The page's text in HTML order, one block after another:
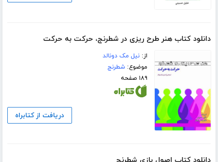
دانلود کتاب هنر طرح ریزی در شطرنج، حرکت به حرکت
از:نیل مک دونالد
موضوع:شطرنج
۱۸۹ صفحه
دریافت از کتابراه